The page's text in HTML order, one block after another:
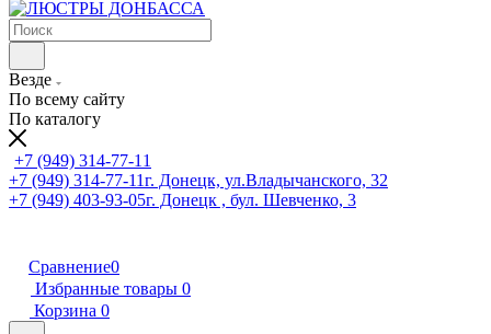
Везде
По всему сайту
По каталогу
+7 (949) 314-77-11
+7 (949) 314-77-11г. Донецк, ул.Владычанского, 32
+7 (949) 403-93-05г. Донецк , бул. Шевченко, 3
Сравнение0
Избранные товары 0
Корзина 0